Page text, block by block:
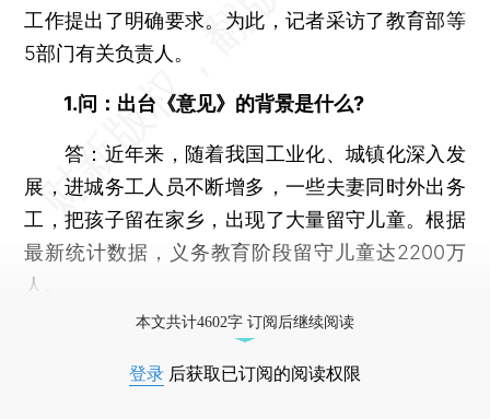
工作提出了明确要求。为此，记者采访了教育部等
5部门有关负责人。
1.问：出台《意见》的背景是什么?
答：近年来，随着我国工业化、城镇化深入发
展，进城务工人员不断增多，一些夫妻同时外出务
工，把孩子留在家乡，出现了大量留守儿童。根据
最新统计数据，义务教育阶段留守儿童达2200万
人。
本文共计4602字 订阅后继续阅读
登录 后获取已订阅的阅读权限